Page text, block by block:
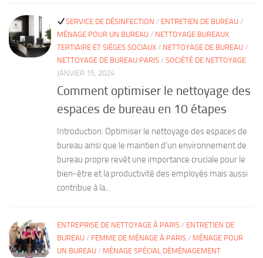
SERVICE DE DÉSINFECTION / ENTRETIEN DE BUREAU/
MÉNAGE POUR UN BUREAU / NETTOYAGE BUREAUX
TERTIAIRE ET SIÈGES SOCIAUX / NETTOYAGE DE BUREAU /
NETTOYAGE DE BUREAU PARIS / SOCIÉTÉ DE NETTOYAGE
JANVIER 15, 2024
Comment optimiser le nettoyage des
espaces de bureau en 10 étapes
Introduction: Optimiser le nettoyage des espaces de
bureau ainsi que le maintien d’un environnement de
bureau propre revêt une importance cruciale pour le
bien-être et la productivité des employés mais aussi
contribue à la...
ENTREPRISE DE NETTOYAGE À PARIS / ENTRETIEN DE
BUREAU / FEMME DE MÉNAGE À PARIS / MÉNAGE POUR
UN BUREAU / MÉNAGE SPÉCIAL DÉMÉNAGEMENT